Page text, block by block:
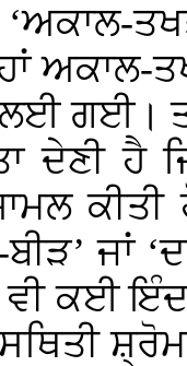
ਅਕਾਲ-
ਲਈ ਗਈ।
ਦੇਣੀ ਹੈ
ਸ਼ਾਮਲ
ਜਾਂ
ਕਈ